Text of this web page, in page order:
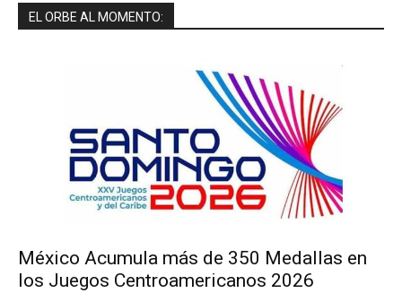
EL ORBE AL MOMENTO:
México Acumula más de 350 Medallas en
los Juegos Centroamericanos 2026